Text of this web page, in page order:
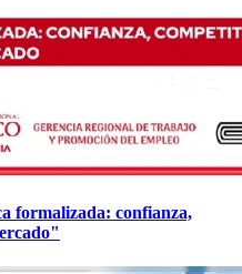
formalizada: confianza,